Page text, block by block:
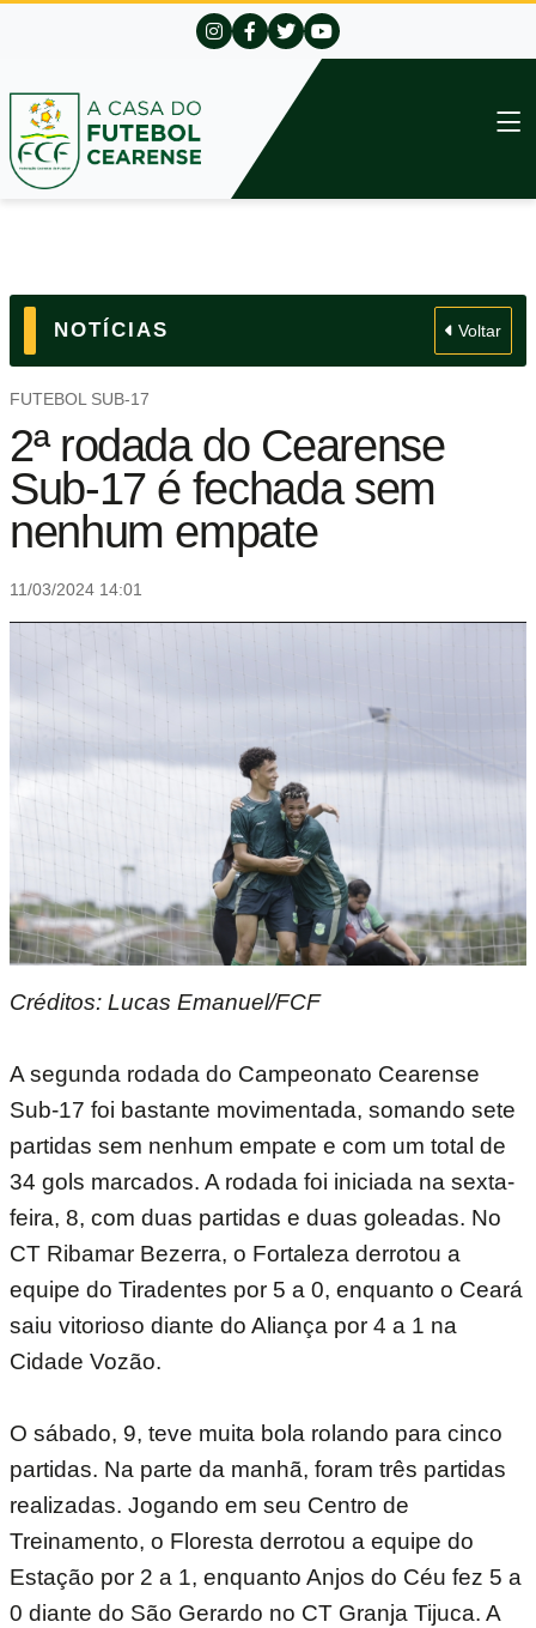
NOTÍCIAS Voltar
FUTEBOL SUB-17
2ª rodada do Cearense
Sub-17 é fechada sem
nenhum empate
11/03/2024 14:01
Créditos: Lucas Emanuel/FCF
A segunda rodada do Campeonato Cearense
Sub-17 foi bastante movimentada, somando sete
partidas sem nenhum empate e com um total de
34 gols marcados. A rodada foi iniciada na sexta-
feira, 8, com duas partidas e duas goleadas. No
CT Ribamar Bezerra, o Fortaleza derrotou a
equipe do Tiradentes por 5 a 0, enquanto o Ceará
saiu vitorioso diante do Aliança por 4 a 1 na
Cidade Vozão.
O sábado, 9, teve muita bola rolando para cinco
partidas. Na parte da manhã, foram três partidas
realizadas. Jogando em seu Centro de
Treinamento, o Floresta derrotou a equipe do
Estação por 2 a 1, enquanto Anjos do Céu fez 5 a
0 diante do São Gerardo no CT Granja Tijuca. A